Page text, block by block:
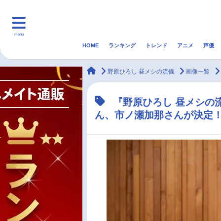
menu
マンガ・ラノベ ゲーム・アプリ 音楽
HOME ランキング トレンド アニメ 声優
animateTimes
野原ひろし 昼メシの流儀 画像一覧
『野原ひろし 昼メシ
ん、市ノ瀬加那さんが決